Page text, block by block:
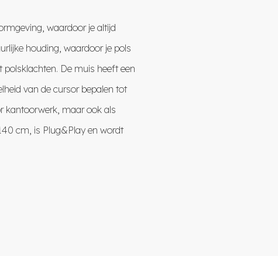
waardoor je altijd
houding, waardoor je pols
De muis heeft een
van de cursor bepalen tot
kantoorwerk, maar ook als
cm, is Plug&Play en wordt